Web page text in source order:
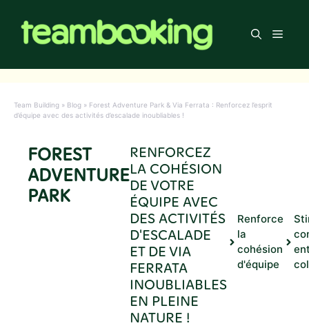
contenu
Menu
Team Building » Blog » Forest Adventure Park & Via Ferrata : Renforcez l’esprit
d’équipe avec des activités d’escalade inoubliables !
FOREST
ADVENTURE
PARK
RENFORCEZ
LA COHÉSION
DE VOTRE
ÉQUIPE AVEC
DES ACTIVITÉS
D'ESCALADE
ET DE VIA
FERRATA
INOUBLIABLES
EN PLEINE
NATURE !
Renforce
la
cohésion
d'équipe